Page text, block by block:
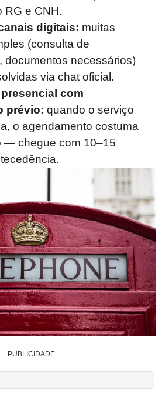
RG e CNH.
digitais: muitas
(consulta de
documentos necessários)
via chat oficial.
com
prévio: quando o serviço
o agendamento costuma
— chegue com 10–15
PUBLICIDADE